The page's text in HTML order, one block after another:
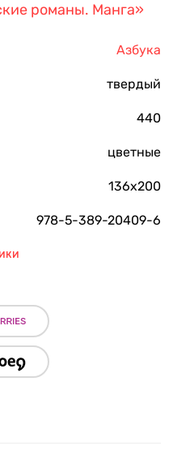
романы. Манга»
Азбука
твердый
440
цветные
136x200
978-5-389-20409-6